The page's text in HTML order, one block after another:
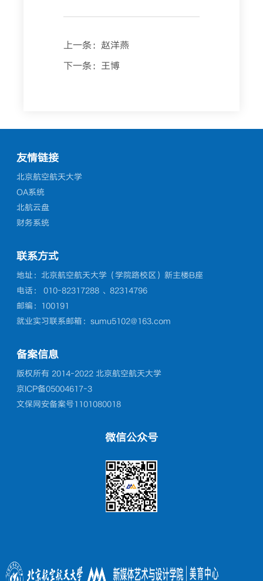
上一条： 赵洋燕
下一条： 王博
友情链接
北京航空航天大学
OA系统
北航云盘
财务系统
联系方式
地址：北京航空航天大学（学院路校区）新主楼B座
电话： 010-82317288 、82314796
邮编：100191
就业实习联系邮箱：sumu5102@163.com
备案信息
版权所有 2014-2022 北京航空航天大学
京ICP备05004617-3
文保网安备案号1101080018
微信公众号